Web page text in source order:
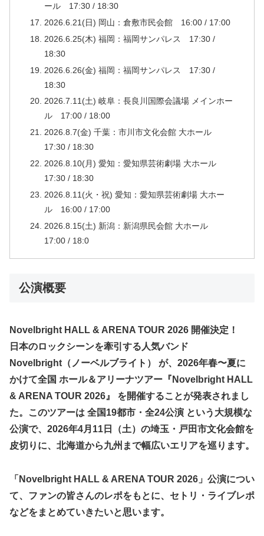
ール 17:30 / 18:30
2026.6.21(日) 岡山：倉敷市民会館 16:00 / 17:00
2026.6.25(木) 福岡：福岡サンパレス 17:30 /
18:30
2026.6.26(金) 福岡：福岡サンパレス 17:30 /
18:30
2026.7.11(土) 岐阜：長良川国際会議場 メインホー
ル 17:00 / 18:00
2026.8.7(金) 千葉：市川市文化会館 大ホール
17:30 / 18:30
2026.8.10(月) 愛知：愛知県芸術劇場 大ホール
17:30 / 18:30
2026.8.11(火・祝) 愛知：愛知県芸術劇場 大ホー
ル 16:00 / 17:00
2026.8.15(土) 新潟：新潟県民会館 大ホール
17:00 / 18:0
公演概要
Novelbright HALL & ARENA TOUR 2026 開催決定！
日本のロックシーンを牽引する人気バンド
Novelbright（ノーベルブライト） が、2026年春〜夏に
かけて全国 ホール＆アリーナツアー『Novelbright HALL
& ARENA TOUR 2026』 を開催することが発表されまし
た。このツアーは 全国19都市・全24公演 という大規模な
公演で、2026年4月11日（土）の埼玉・戸田市文化会館を
皮切りに、北海道から九州まで幅広いエリアを巡ります。
「Novelbright HALL & ARENA TOUR 2026」公演につい
て、ファンの皆さんのレポをもとに、セトリ・ライブレポ
などをまとめていきたいと思います。